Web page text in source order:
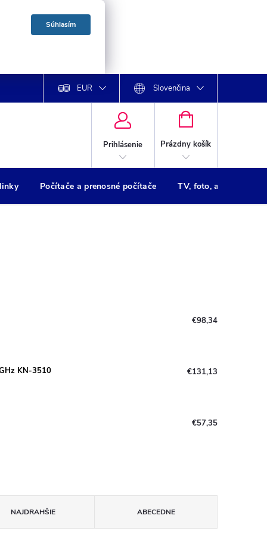
Súhlasím
EUR Slovenčina
Prihlásenie
NÁKUPNÝ
Prázdny košík
Počítače a prenosné počítače TV, foto, audio
€98,34
KN-3510 €131,13
€57,35
NAJDRAHŠIE ABECEDNE